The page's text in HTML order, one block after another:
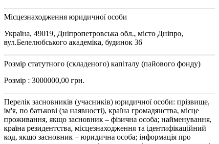
Місцезнаходження юридичної особи
Україна, 49019, Дніпропетровська обл., місто Дніпро,
вул.Белелюбського академіка, будинок 36
Розмір статутного (складеного) капіталу (пайового фонду)
Розмір : 3000000,00 грн.
Перелік засновників (учасників) юридичної особи: прізвище,
ім'я, по батькові (за наявності), країна громадянства, місце
проживання, якщо засновник – фізична особа; найменування,
країна резидентства, місцезнаходження та ідентифікаційний
код, якщо засновник – юридична особа; інформація про